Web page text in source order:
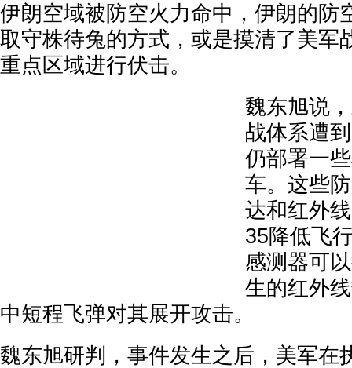
伊朗空域被防空火力命中，伊朗的防
取守株待兔的方式，或是摸清了美军
重点区域进行伏击。
魏东旭说
战体系遭
仍部署一
车。这些
达和红外
35降低飞
感测器可
生的红外
中短程飞弹对其展开攻击。
魏东旭研判，事件发生之后，美军在